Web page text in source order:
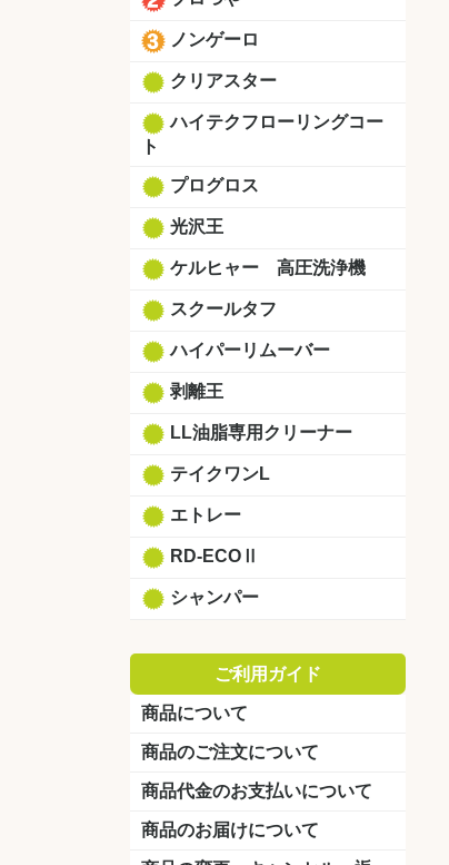
ノンゲーロ
クリアスター
ハイテクフローリングコー
ト
プログロス
光沢王
ケルヒャー 高圧洗浄機
スクールタフ
ハイパーリムーバー
剥離王
LL油脂専用クリーナー
テイクワンL
エトレー
RD-ECOⅡ
シャンパー
ご利用ガイド
商品について
商品のご注文について
商品代金のお支払いについて
商品のお届けについて